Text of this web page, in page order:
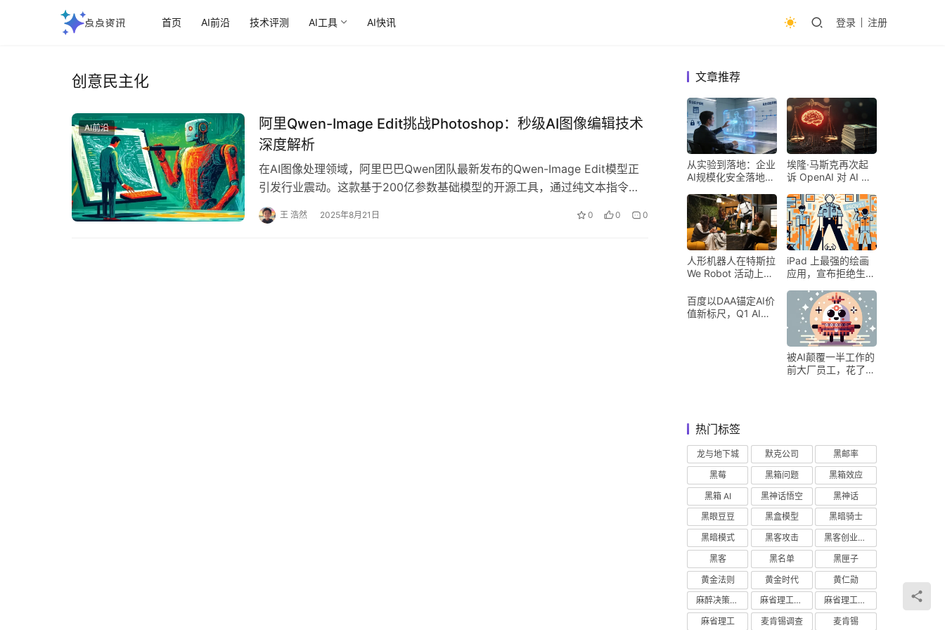
首页 AI前沿 技术评测 AI工具 AI快讯 登录 注册
创意民主化
AI前沿
阿里Qwen-Image Edit挑战Photoshop：秒级AI图像编辑技术
深度解析‌
在AI图像处理领域，阿里巴巴Qwen团队最新发布的Qwen-Image Edit模型正
引发行业震动。这款基于200亿参数基础模型的开源工具，通过纯文本指令即
可完成专业级图像编辑，将…
王 浩然 2025年8月21日 0 0 0
文章推荐
从实验到落地：企业
AI规模化安全落地的
埃隆·马斯克再次起
诉 OpenAI 对 AI 行
人形机器人在特斯拉
We Robot 活动上为
iPad 上最强的绘画
应用，宣布拒绝生成
百度以DAA锚定AI价
值新标尺，Q1 AI营
被AI颠覆一半工作的
前大厂员工，花了8
热门标签
龙与地下城 默克公司
黑邮率
黑莓
黑箱问题
黑箱效应
黑箱 AI
黑神话悟空
黑神话
黑眼豆豆
黑盒模型
黑暗骑士
黑暗模式
黑客攻击
黑客创业主义
黑客
黑名单
黑匣子
黄金法则
黄金时代
黄仁勋
麻醉决策支持
麻省理工学院研究
麻省理工学院
麻省理工
麦肯锡调查 麦肯锡